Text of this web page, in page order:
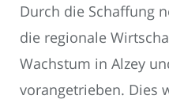
Durch die Schaffung
die regionale
Wachstum in Alzey
vorangetrieben. Dies